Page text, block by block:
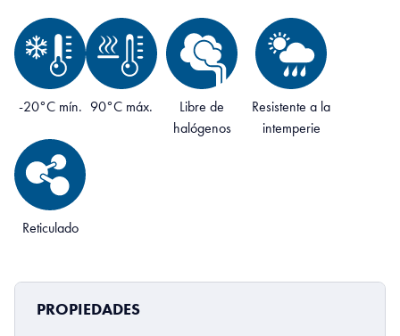
-20°C mín. 90°C máx.
Libre de
halógenos
Resistente a la
intemperie
Reticulado
PROPIEDADES